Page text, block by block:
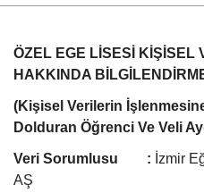
ÖZEL EGE LİSESİ KİŞİSEL
HAKKINDA
(Kişisel Verilerin
Dolduran Öğrenci Ve Veli
Veri Sorumlusu : İzmir
AŞ